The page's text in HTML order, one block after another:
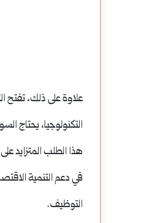
علاوة على ذلك، تفتح
التكنولوجيا، يحتاج
هذا الطلب المتزايد
في دعم التنمية
التوظيف.
إنعاش الاقتصاد السوري بعد سقوط